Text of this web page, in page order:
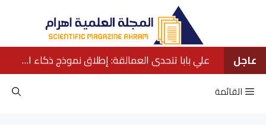
عاجل
علي بابا تتحدى العمالقة: إطلاق نموذج ذكاء اصطناعي ينافس كبار الشركات الأمريكية
القائمة